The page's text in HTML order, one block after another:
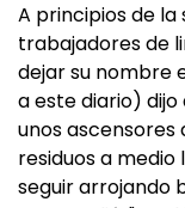
A principios de la
trabajadores de
dejar su nombre
a este diario)
unos ascensores
residuos a
seguir arrojando